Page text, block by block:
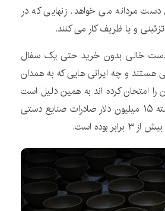
مردانه می خواهد. زنهایی که در
و یا ظریف کار می کنند.
و دست خالی بدون خرید حتی یک سفال
هستند و چه ایرانی هایی که به همدان
را امتحان کرده اند به همین دلیل است
که مسئولان لالجین خبر می دهند که در سال گذشته ۱۵ میلیون دلار صادرات صنایع دستی